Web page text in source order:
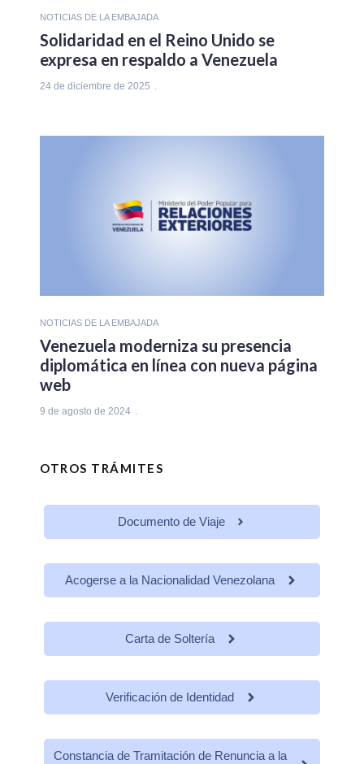
NOTICIAS DE LA EMBAJADA
Solidaridad en el Reino Unido se
expresa en respaldo a Venezuela
24 de diciembre de 2025
NOTICIAS DE LA EMBAJADA
Venezuela moderniza su presencia
diplomática en línea con nueva página
web
9 de agosto de 2024
OTROS TRÁMITES
Documento de Viaje
Acogerse a la Nacionalidad Venezolana
Carta de Soltería
Verificación de Identidad
Constancia de Tramitación de Renuncia a la